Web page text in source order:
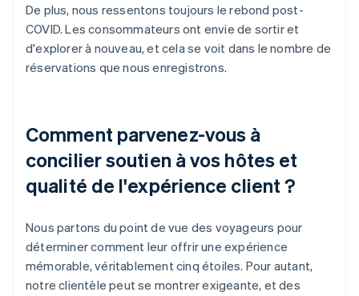
De plus, nous ressentons toujours le rebond post-
COVID. Les consommateurs ont envie de sortir et
d'explorer à nouveau, et cela se voit dans le nombre de
réservations que nous enregistrons.
Comment parvenez-vous à
concilier soutien à vos hôtes et
qualité de l'expérience client ?
Nous partons du point de vue des voyageurs pour
déterminer comment leur offrir une expérience
mémorable, véritablement cinq étoiles. Pour autant,
notre clientèle peut se montrer exigeante, et des